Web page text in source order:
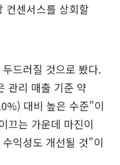
컨센서스를 상회할
드러질 것으로 봤다.
관리 매출 기준 약
대비 높은 수준”이
끄는 가운데 마진이
익성도 개선될 것”이